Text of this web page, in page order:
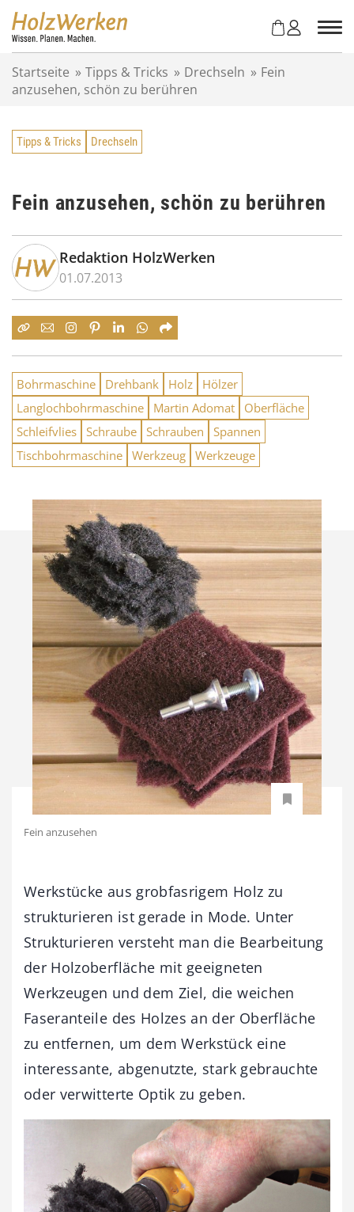
Startseite » Tipps & Tricks » Drechseln » Fein
anzusehen, schön zu berühren
Tipps & Tricks Drechseln
Fein anzusehen, schön zu berühren
Redaktion HolzWerken
01.07.2013
Bohrmaschine Drehbank Holz
Hölzer
Langlochbohrmaschine
Martin Adomat
Oberfläche
Schleifvlies Schraube Schrauben
Spannen
Tischbohrmaschine Werkzeug Werkzeuge
Fein anzusehen
Werkstücke aus grobfasrigem Holz zu
strukturieren ist gerade in Mode. Unter
Strukturieren versteht man die Bearbeitung
der Holzoberfläche mit geeigneten
Werkzeugen und dem Ziel, die weichen
Faseranteile des Holzes an der Oberfläche
zu entfernen, um dem Werkstück eine
interessante, abgenutzte, stark gebrauchte
oder verwitterte Optik zu geben.